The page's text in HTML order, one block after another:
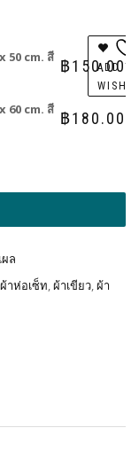
50 cm. สี ฿150.00
60 cm. สี ฿180.00
ADD
ล
ผ้าห่อเซ็ท,ผ้าเขียว,ผ้า